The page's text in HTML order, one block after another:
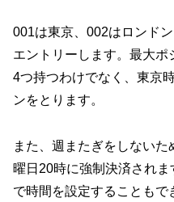
001は東京、002はロンド
エントリーします。最大ポ
4つ持つわけでなく、東京
ンをとります。
また、週またぎをしない
曜日20時に強制決済され
で時間を設定することもで